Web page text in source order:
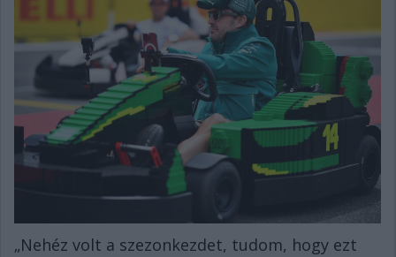
„Nehéz volt a szezonkezdet, tudom, hogy ezt